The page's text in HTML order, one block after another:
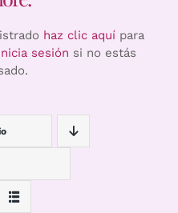
haz clic aquípara
sesión si no estás